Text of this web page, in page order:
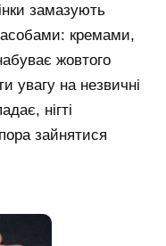
замазують
кремами,
жовтого
увагу на незвичні
нігті
зайнятися